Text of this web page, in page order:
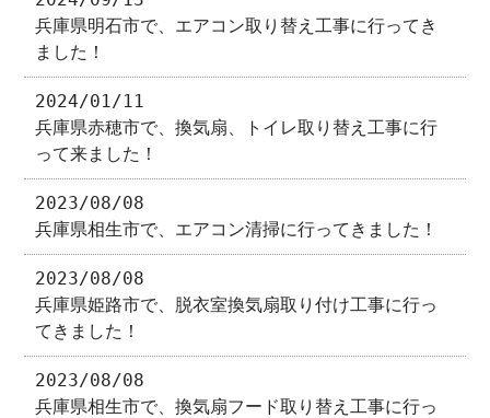
兵庫県明石市で、エアコン取り替え工事に行ってき
ました！
2024/01/11
兵庫県赤穂市で、換気扇、トイレ取り替え工事に行
って来ました！
2023/08/08
兵庫県相生市で、エアコン清掃に行ってきました！
2023/08/08
兵庫県姫路市で、脱衣室換気扇取り付け工事に行っ
てきました！
2023/08/08
兵庫県相生市で、換気扇フード取り替え工事に行っ